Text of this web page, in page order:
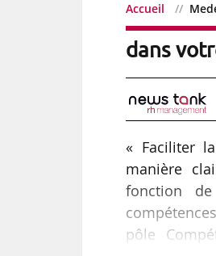
Accueil
Medef :
dans
« Faciliter
manière
fonction
pôle